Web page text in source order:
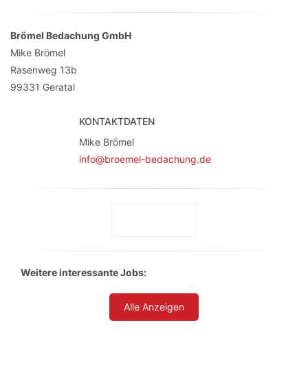
Brömel Bedachung GmbH
Mike Brömel
Rasenweg 13b
99331 Geratal
KONTAKTDATEN
Mike Brömel
info@broemel-bedachung.de
Weitere interessante Jobs:
Alle Anzeigen